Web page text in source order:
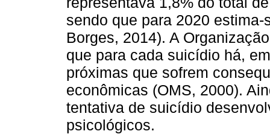
sendo que para 2020
Borges, 2014). A
que para cada suicídio há,
próximas que sofrem
econômicas (OMS, 2000).
tentativa de suicídio
psicológicos.